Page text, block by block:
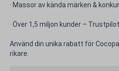
· Massor av kända märken &
· Över 1,5 miljon kunder –
Använd din unika rabatt för
rikare.